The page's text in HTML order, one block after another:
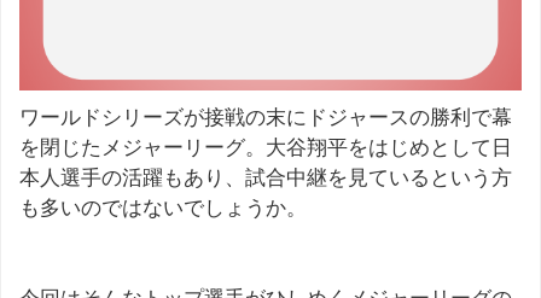
ワールドシリーズが接戦の末にドジャースの勝利で幕
を閉じたメジャーリーグ。大谷翔平をはじめとして日
本人選手の活躍もあり、試合中継を見ているという方
も多いのではないでしょうか。